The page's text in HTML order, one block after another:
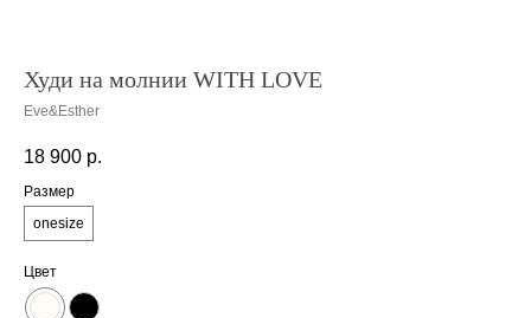
Худи на молнии WITH LOVE
Eve&Esther
18 900 р.
Размер
onesize
Цвет